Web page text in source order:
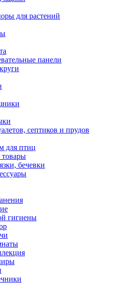
для растений
панели
септиков и прудов
для птиц
товары
бечевки
гигиены